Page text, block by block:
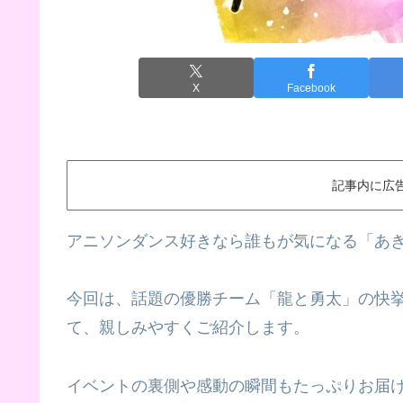
X Facebook
記事内に広
アニソンダンス好きなら誰もが気になる「あ
今回は、話題の優勝チーム「龍と勇太」の快
て、親しみやすくご紹介します。
イベントの裏側や感動の瞬間もたっぷりお届